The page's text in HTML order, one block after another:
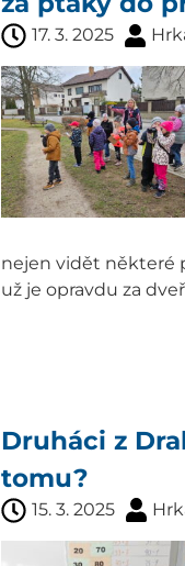
17. 3. 2025
nejen vidět některé
už je opravdu za
Druháci z
tomu?
15. 3. 2025